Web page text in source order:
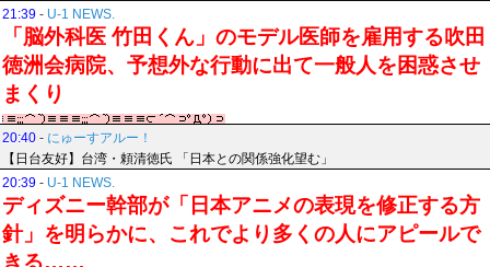
21:39 - U-1 NEWS.
「脳外科医 竹田くん」のモデル医師を雇用する吹田
徳洲会病院、予想外な行動に出て一般人を困惑させ
まくり
20:40 - にゅーすアルー！
【日台友好】台湾・頼清徳氏 「日本との関係強化望む」
20:39 - U-1 NEWS.
ディズニー幹部が「日本アニメの表現を修正する方
針」を明らかに、これでより多くの人にアピールで
きる……